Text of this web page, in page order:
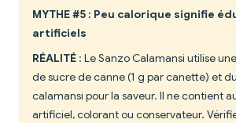
MYTHE #5 : Peu calorique signifie
artificiels
RÉALITÉ : Le Sanzo Calamansi utilise
de sucre de canne (1 g par canette) et
calamansi pour la saveur. Il ne contient
artificiel, colorant ou conservateur.